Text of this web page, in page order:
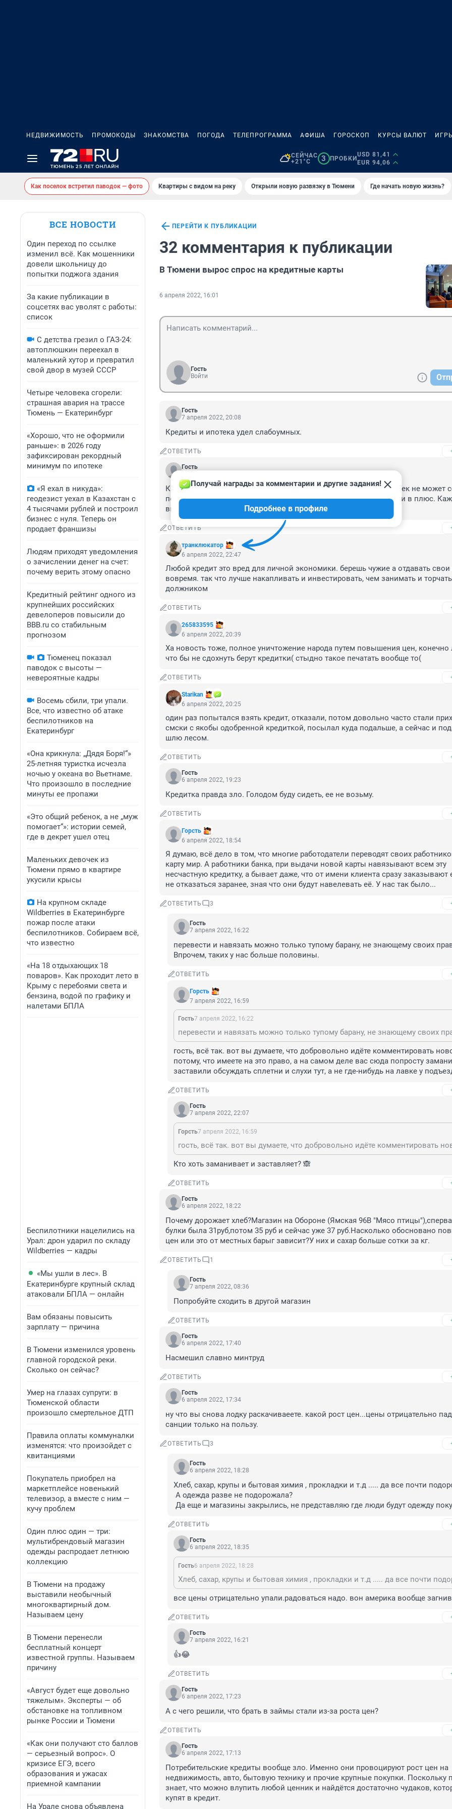
НЕДВИЖИМОСТЬ ПРОМОКОДЫ ЗНАКОМСТВА ПОГОДА ТЕЛЕПРОГРАММА АФИША ГОРОСКОП КУРСЫ ВАЛЮТ ИГРЫ
СЕЙЧАС
+21°C
3 ПРОБКИ
USD 81,41
EUR 94,06
Как поселок встретил паводок — фото Квартиры с видом на реку Открыли новую развязку в Тюмени Где начать новую жизнь?
ВСЕ НОВОСТИ
Один переход по ссылке
изменил всё. Как мошенники
довели школьницу до
попытки поджога здания
За какие публикации в
соцсетях вас уволят с работы:
список
С детства грезил о ГАЗ-24:
автоплюшкин переехал в
маленький хутор и превратил
свой двор в музей СССР
Четыре человека сгорели:
страшная авария на трассе
Тюмень — Екатеринбург
«Хорошо, что не оформили
раньше»: в 2026 году
зафиксирован рекордный
минимум по ипотеке
«Я ехал в никуда»:
геодезист уехал в Казахстан с
4 тысячами рублей и построил
бизнес с нуля. Теперь он
продает франшизы
Людям приходят уведомления
о зачислении денег на счет:
почему верить этому опасно
Кредитный рейтинг одного из
крупнейших российских
девелоперов повысили до
BBB.ru со стабильным
прогнозом
Тюменец показал
паводок с высоты —
невероятные кадры
Восемь сбили, три упали.
Все, что известно об атаке
беспилотников на
Екатеринбург
«Она крикнула: „Дядя Боря!“»
25-летняя туристка исчезла
ночью у океана во Вьетнаме.
Что произошло в последние
минуты ее пропажи
«Это общий ребенок, а не „муж
помогает“»: истории семей,
где в декрет ушел отец
Маленьких девочек из
Тюмени прямо в квартире
укусили крысы
На крупном складе
Wildberries в Екатеринбурге
пожар после атаки
беспилотников. Собираем всё,
что известно
«На 18 отдыхающих 18
поваров». Как проходит лето в
Крыму с перебоями света и
бензина, водой по графику и
налетами БПЛА
Беспилотники нацелились на
Урал: дрон ударил по складу
Wildberries — кадры
«Мы ушли в лес». В
Екатеринбурге крупный склад
атаковали БПЛА — онлайн
Вам обязаны повысить
зарплату — причина
В Тюмени изменился уровень
главной городской реки.
Сколько он сейчас?
Умер на глазах супруги: в
Тюменской области
произошло смертельное ДТП
Правила оплаты коммуналки
изменятся: что произойдет с
квитанциями
Покупатель приобрел на
маркетплейсе новенький
телевизор, а вместе с ним —
кучу проблем
Один плюс один — три:
мультибрендовый магазин
одежды распродает летнюю
коллекцию
В Тюмени на продажу
выставили необычный
многоквартирный дом.
Называем цену
В Тюмени перенесли
бесплатный концерт
известной группы. Называем
причину
«Август будет еще довольно
тяжелым». Эксперты — об
обстановке на топливном
рынке России и Тюмени
«Как они получают сто баллов
— серьезный вопрос». О
кризисе ЕГЭ, всего
образования и ужасах
приемной кампании
На Урале снова объявлена
ПЕРЕЙТИ К ПУБЛИКАЦИИ
32 комментария к публикации
В Тюмени вырос спрос на кредитные карты
6 апреля 2022, 16:01
Гость
Войти
Гость
7 апреля 2022, 20:08
Кредиты и ипотека удел слабоумных.
ОТВЕТИТЬ
Гость
Кредитка провоцирует на покупку того, что на самом деле человек не может
позволить. Пользуюсь больше 2-лет и пока только мечтаю выйти в плюс.
выскакивает новое, как в мыльной опере.
ОТВЕТИТЬ
транклюкатор
Получай награды за комментарии и другие задания!
Подробнее в профиле
6 апреля 2022, 22:47
Любой кредит это вред для личной экономики. берешь чужие а отдавать свои
вовремя. так что лучше накапливать и инвестировать, чем занимать и торчать
должником
ОТВЕТИТЬ
265833595
6 апреля 2022, 20:39
Ха новость тоже, полное уничтожение народа путем повышения цен,
что бы не сдохнуть берут кредитки( стыдно такое печатать вообще то(
ОТВЕТИТЬ
Starikan
6 апреля 2022, 20:25
один раз попытался взять кредит, отказали, потом довольно часто стали
смски с якобы одобренной кредиткой, посылал куда подальше, а сейчас и
шлю лесом.
ОТВЕТИТЬ
Гость
6 апреля 2022, 19:23
Кредитка правда зло. Голодом буду сидеть, ее не возьму.
ОТВЕТИТЬ
Горсть
6 апреля 2022, 18:54
Я думаю, всё дело в том, что многие работодатели переводят своих
карту мир. А работники банка, при выдачи новой карты навязывают всем эту
несчастную кредитку, а бывает даже, что от имени клиента сразу заказывают
не отказаться заранее, зная что они будут навелевать её. У нас так было...
ОТВЕТИТЬ 3
Гость
7 апреля 2022, 16:22
перевести и навязать можно только тупому барану, не знающему своих
Впрочем, таких у нас больше половины.
ОТВЕТИТЬ
Горсть
7 апреля 2022, 16:59
Гость7 апреля 2022, 16:22
гость, всё так. вот вы думаете, что добровольно идёте комментировать
потому, что имеете на это право, а на самом деле вас сюда попросту
заставили обсуждать сплетни и слухи тут, а не где-нибудь на лавке у
ОТВЕТИТЬ
Гость
7 апреля 2022, 22:07
Горсть7 апреля 2022, 16:59
Кто хоть заманивает и заставляет? 🙈
ОТВЕТИТЬ
Гость
6 апреля 2022, 18:22
Почему дорожает хлеб?Магазин на Обороне (Ямская 96В "Мясо
булки была 31руб,потом 35 руб и сейчас уже 37 руб.Насколько обосновано
цен или это от местных барыг зависит?У них и сахар больше сотки за кг.
ОТВЕТИТЬ 1
Гость
7 апреля 2022, 08:36
Попробуйте сходить в другой магазин
ОТВЕТИТЬ
Гость
6 апреля 2022, 17:40
Насмешил славно минтруд
ОТВЕТИТЬ
Гость
6 апреля 2022, 17:34
ну что вы снова лодку раскачиваеете. какой рост цен...цены отрицательно
санции только на пользу.
ОТВЕТИТЬ 3
Гость
6 апреля 2022, 18:28
Хлеб, сахар, крупы и бытовая химия , прокладки и т.д ..... да все почти
Да еще и магазины закрылись, не представляю где люди будут одежду
ОТВЕТИТЬ
Гость
6 апреля 2022, 18:35
Гость6 апреля 2022, 18:28
все цены отрицательно упали.радоваться надо. вон америка вообще
ОТВЕТИТЬ
Гость
7 апреля 2022, 16:21
👍😂
ОТВЕТИТЬ
Гость
6 апреля 2022, 17:23
А с чего решили, что брать в займы стали из-за роста цен?
ОТВЕТИТЬ
Гость
6 апреля 2022, 17:13
Потребительские кредиты вообще зло. Именно они провоцируют рост цен на
недвижимость, авто, бытовую технику и прочие крупные покупки. Поскольку
знает, что можно влупить любой ценник и найдётся достаточно чудаков,
купят в кредит.